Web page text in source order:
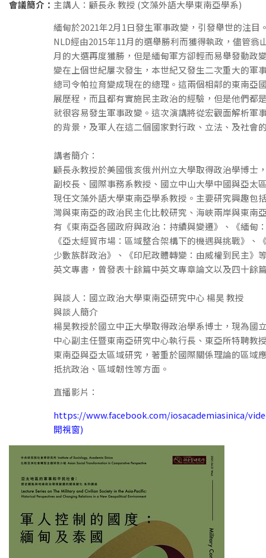
會議簡介： 主講人：顧長永 教授 (文藻外語大學東南亞學系)
緬甸於2021年2月1日發生軍事政變，引發舉世的注目
NLD經由2015年11月的選舉勝利而獲得執政，儘管翁
月的大選再度獲勝，但是緬甸軍方卻輕而易舉發動政
變在上個世紀屢次發生，本世紀又發生二次重大的軍
總司令帕拉育變成現在的總理。這兩個相鄰的東南亞
展歷程，而且都有實施民主政治的經驗，但是他們都
就很容易發生軍事政變。這次演講將從宏觀面解析軍
的背景，及軍人在這二個國家對行政、立法、及社會
講者簡介：
顧長永教授於美國俄亥俄州州立大學取得政治學博士
副校長、國際事務系教授、國立中山大學中國與亞太
現任文藻外語大學東南亞學系教授。主要研究興趣包
灣與東南亞的政治民主化比較研究、海峽兩岸與東南
有《東南亞各國政府與政治：持續與變遷》、《緬甸
《亞太經貿市場：區域整合架構下的機遇與挑戰》、
少數族群政治》、《印尼政體轉變：由威權到民主》
英文專書，曾發表十餘篇中英文專章論文以及四十餘
與談人：國立政治大學東南亞研究中心 楊昊 教授
與談人簡介
楊昊教授於國立中正大學取得政治學系博士，現為國
中心副主任暨東南亞研究中心執行長、東亞所特聘教
東南亞與亞太區域研究，著重於國際關係理論的區域
抵抗政治、區域韌性等方面。
直播影片：
https://www.facebook.com/iosacademiasinica/
開視窗)